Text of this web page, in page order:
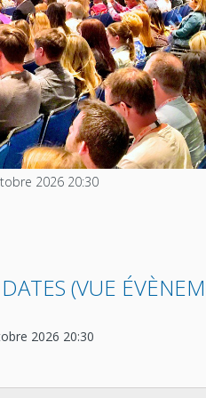
2026 20:30
(VUE
2026 20:30